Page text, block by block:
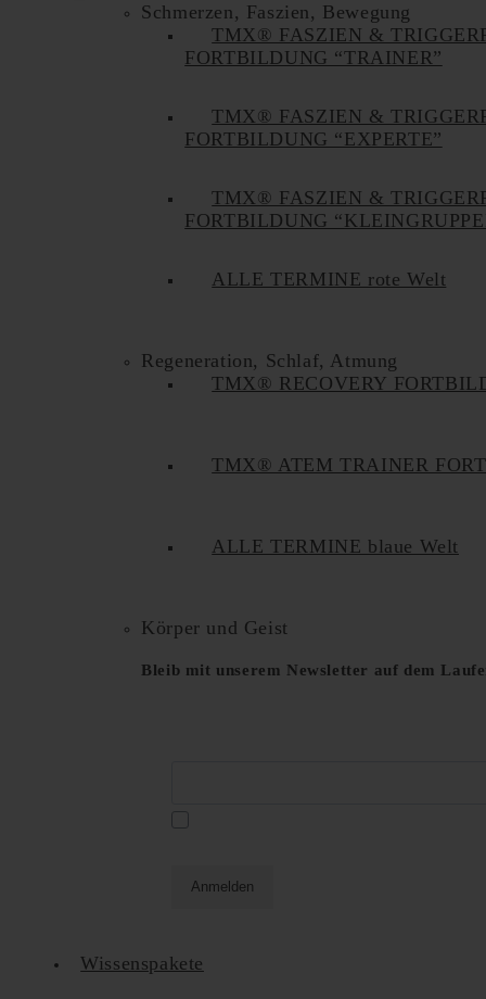
Schmerzen, Faszien, Bewegung
TMX® FASZIEN &
FORTBILDUNG “TRAINER”
TMX® FASZIEN &
FORTBILDUNG “EXPERTE”
TMX® FASZIEN &
FORTBILDUNG
ALLE TERMINE rote Welt
Regeneration, Schlaf, Atmung
TMX® RECOVERY
TMX® ATEM TRAINER
ALLE TERMINE blaue Welt
Körper und Geist
Bleib mit unserem Newsletter auf dem
Anmelden
Wissenspakete